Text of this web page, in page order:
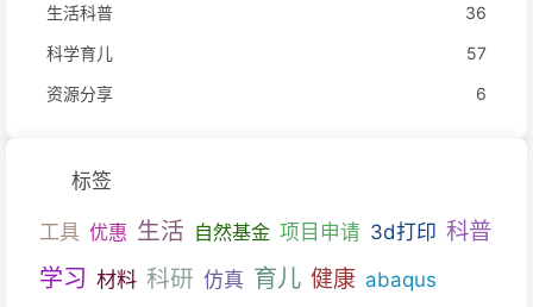
生活科普
36
科学育儿
57
资源分享
6
标签
工具 优惠 生活 自然基金 项目申请 3d打印 科普
学习 材料 科研 仿真 育儿 健康 abaqus